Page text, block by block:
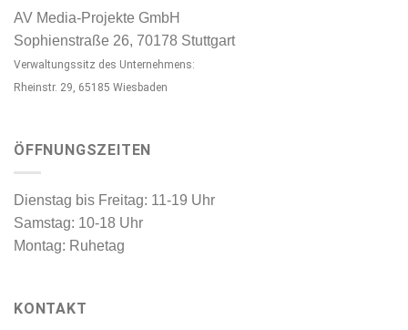
AV Media-Projekte GmbH
Sophienstraße 26, 70178 Stuttgart
Verwaltungssitz des Unternehmens:
Rheinstr. 29, 65185 Wiesbaden
ÖFFNUNGSZEITEN
Dienstag bis Freitag: 11-19 Uhr
Samstag: 10-18 Uhr
Montag: Ruhetag
KONTAKT